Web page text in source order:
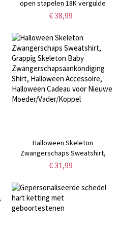
open stapelen 18K vergulde
slang spiraal ring, vintage
cadeau voor mannen/vrouwen
€ 38,99
Halloween Skeleton
Zwangerschaps Sweatshirt,
Grappig Skeleton Baby
Shirt, Halloween Accessoire,
Halloween Cadeau voor Nieuwe
Moeder/Vader/Koppel
€ 31,99